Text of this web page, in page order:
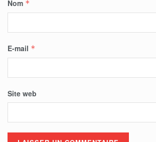
Nom *
E-mail *
Site web